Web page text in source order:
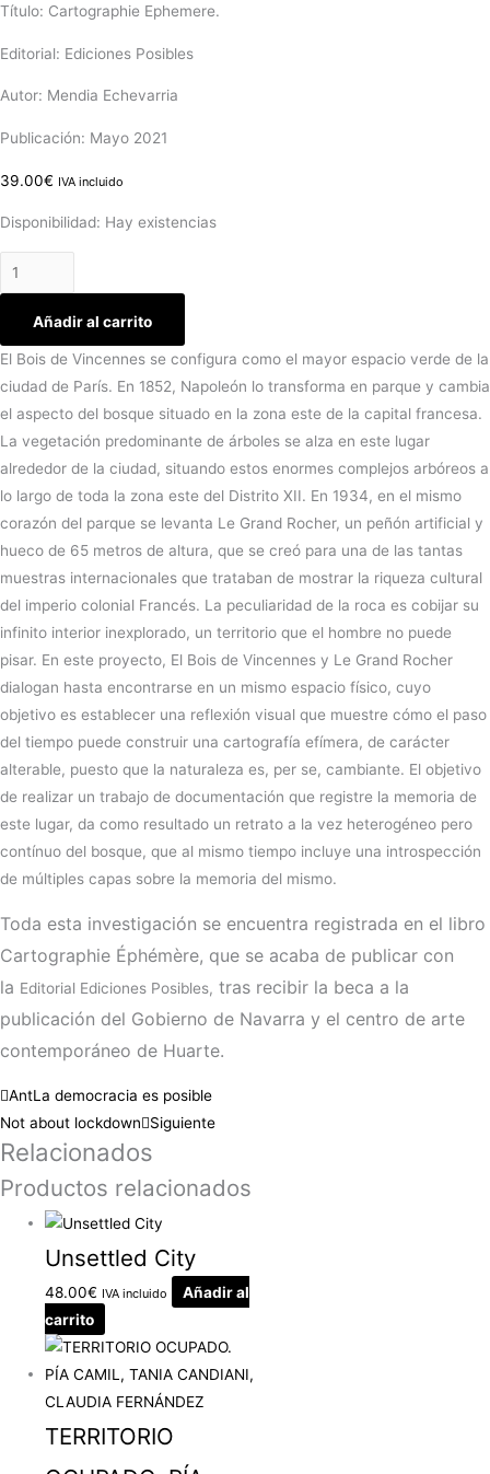
Título: Cartographie Ephemere.
Editorial: Ediciones Posibles
Autor: Mendia Echevarria
Publicación: Mayo 2021
39.00€ IVA incluido
Disponibilidad: Hay existencias
Añadir al carrito
El Bois de Vincennes se configura como el mayor espacio verde de la
ciudad de París. En 1852, Napoleón lo transforma en parque y cambia
el aspecto del bosque situado en la zona este de la capital francesa.
La vegetación predominante de árboles se alza en este lugar
alrededor de la ciudad, situando estos enormes complejos arbóreos a
lo largo de toda la zona este del Distrito XII. En 1934, en el mismo
corazón del parque se levanta Le Grand Rocher, un peñón artificial y
hueco de 65 metros de altura, que se creó para una de las tantas
muestras internacionales que trataban de mostrar la riqueza cultural
del imperio colonial Francés. La peculiaridad de la roca es cobijar su
infinito interior inexplorado, un territorio que el hombre no puede
pisar. En este proyecto, El Bois de Vincennes y Le Grand Rocher
dialogan hasta encontrarse en un mismo espacio físico, cuyo
objetivo es establecer una reflexión visual que muestre cómo el paso
del tiempo puede construir una cartografía efímera, de carácter
alterable, puesto que la naturaleza es, per se, cambiante. El objetivo
de realizar un trabajo de documentación que registre la memoria de
este lugar, da como resultado un retrato a la vez heterogéneo pero
contínuo del bosque, que al mismo tiempo incluye una introspección
de múltiples capas sobre la memoria del mismo.
Toda esta investigación se encuentra registrada en el libro
Cartographie Éphémère, que se acaba de publicar con
la Editorial Ediciones Posibles, tras recibir la beca a la
publicación del Gobierno de Navarra y el centro de arte
contemporáneo de Huarte.
AntLa democracia es posible
Not about lockdown
Siguiente
Relacionados
Productos relacionados
Unsettled City
48.00€ IVA incluido
Añadir al
carrito
TERRITORIO